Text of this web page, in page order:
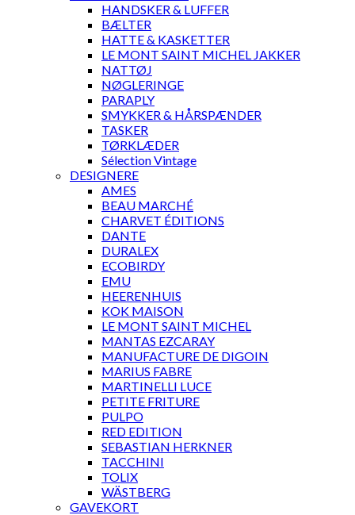
HANDSKER & LUFFER
BÆLTER
HATTE & KASKETTER
LE MONT SAINT MICHEL JAKKER
NATTØJ
NØGLERINGE
PARAPLY
SMYKKER & HÅRSPÆNDER
TASKER
TØRKLÆDER
Sélection Vintage
DESIGNERE
AMES
BEAU MARCHÉ
CHARVET ÉDITIONS
DANTE
DURALEX
ECOBIRDY
EMU
HEERENHUIS
KOK MAISON
LE MONT SAINT MICHEL
MANTAS EZCARAY
MANUFACTURE DE DIGOIN
MARIUS FABRE
MARTINELLI LUCE
PETITE FRITURE
PULPO
RED EDITION
SEBASTIAN HERKNER
TACCHINI
TOLIX
WÄSTBERG
GAVEKORT